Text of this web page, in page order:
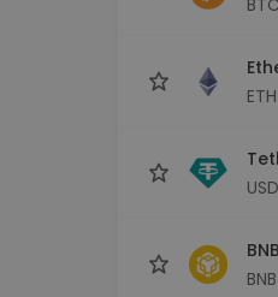
ETH
BNB
BNB